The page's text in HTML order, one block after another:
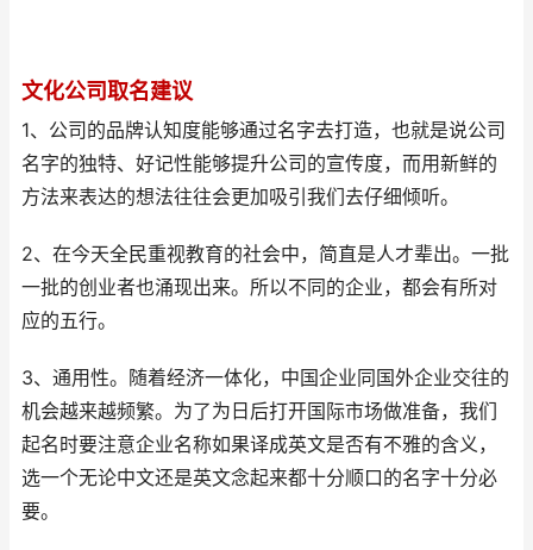
文化公司取名建议
1、公司的品牌认知度能够通过名字去打造，也就是说公司
名字的独特、好记性能够提升公司的宣传度，而用新鲜的
方法来表达的想法往往会更加吸引我们去仔细倾听。
2、在今天全民重视教育的社会中，简直是人才辈出。一批
一批的创业者也涌现出来。所以不同的企业，都会有所对
应的五行。
3、通用性。随着经济一体化，中国企业同国外企业交往的
机会越来越频繁。为了为日后打开国际市场做准备，我们
起名时要注意企业名称如果译成英文是否有不雅的含义，
选一个无论中文还是英文念起来都十分顺口的名字十分必
要。